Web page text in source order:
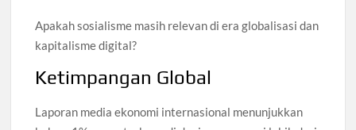
Apakah sosialisme masih relevan di era globalisasi dan
kapitalisme digital?
Ketimpangan Global
Laporan media ekonomi internasional menunjukkan